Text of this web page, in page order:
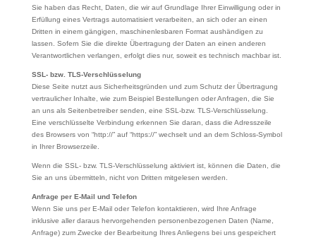
Sie haben das Recht, Daten, die wir auf Grundlage Ihrer Einwilligung oder in
Erfüllung eines Vertrags automatisiert verarbeiten, an sich oder an einen
Dritten in einem gängigen, maschinenlesbaren Format aushändigen zu
lassen. Sofern Sie die direkte Übertragung der Daten an einen anderen
Verantwortlichen verlangen, erfolgt dies nur, soweit es technisch machbar ist.
SSL- bzw. TLS-Verschlüsselung
Diese Seite nutzt aus Sicherheitsgründen und zum Schutz der Übertragung
vertraulicher Inhalte, wie zum Beispiel Bestellungen oder Anfragen, die Sie
an uns als Seitenbetreiber senden, eine SSL-bzw. TLS-Verschlüsselung.
Eine verschlüsselte Verbindung erkennen Sie daran, dass die Adresszeile
des Browsers von “http://” auf “https://” wechselt und an dem Schloss-Symbol
in Ihrer Browserzeile.
Wenn die SSL- bzw. TLS-Verschlüsselung aktiviert ist, können die Daten, die
Sie an uns übermitteln, nicht von Dritten mitgelesen werden.
Anfrage per E-Mail und Telefon
Wenn Sie uns per E-Mail oder Telefon kontaktieren, wird Ihre Anfrage
inklusive aller daraus hervorgehenden personenbezogenen Daten (Name,
Anfrage) zum Zwecke der Bearbeitung Ihres Anliegens bei uns gespeichert